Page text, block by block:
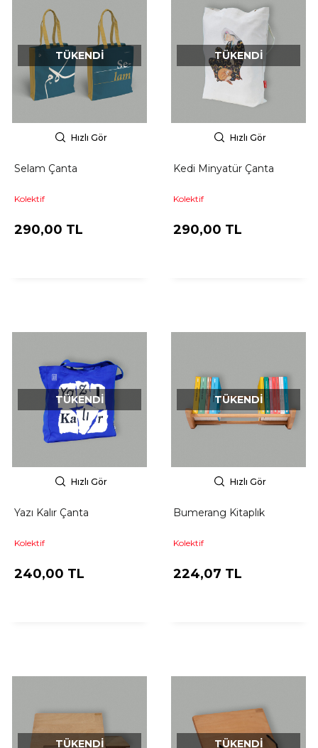
Hızlı Gör
TÜKENDI
Selam Çanta
Kolektif
290,00 TL
Hızlı Gör
TÜKENDI
Kedi Minyatür Çanta
Kolektif
290,00 TL
Hızlı Gör
TÜKENDI
Yazı Kalır Çanta
Kolektif
240,00 TL
Hızlı Gör
TÜKENDI
Bumerang Kitaplık
Kolektif
224,07 TL
TÜKENDI TÜKENDI